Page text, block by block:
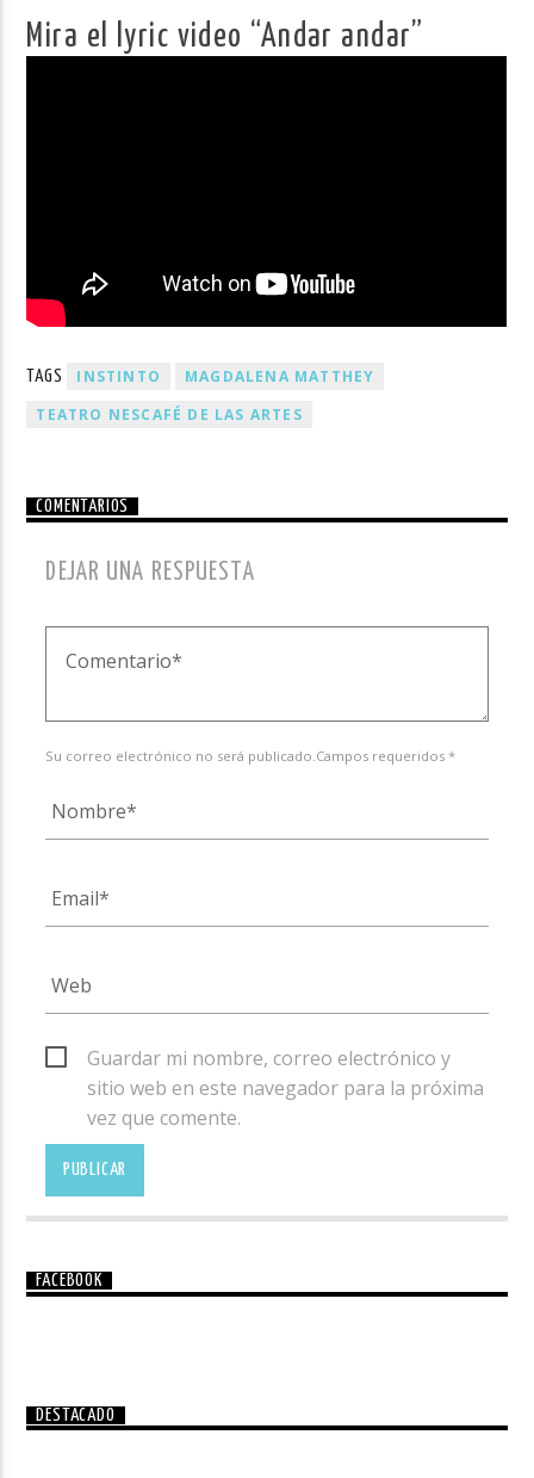
Mira el lyric video “Andar andar”
TAGS INSTINTO
MAGDALENA MATTHEY
TEATRO NESCAFÉ DE LAS ARTES
COMENTARIOS
DEJAR UNA RESPUESTA
Su correo electrónico no será publicado.Campos requeridos *
Guardar mi nombre, correo electrónico y
sitio web en este navegador para la próxima
vez que comente.
FACEBOOK
DESTACADO